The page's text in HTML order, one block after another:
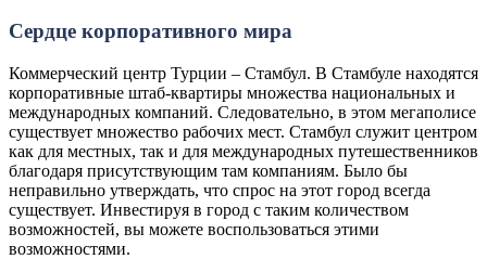
Сердце корпоративного мира
Коммерческий центр Турции – Стамбул. В Стамбуле находятся
корпоративные штаб-квартиры множества национальных и
международных компаний. Следовательно, в этом мегаполисе
существует множество рабочих мест. Стамбул служит центром
как для местных, так и для международных путешественников
благодаря присутствующим там компаниям. Было бы
неправильно утверждать, что спрос на этот город всегда
существует. Инвестируя в город с таким количеством
возможностей, вы можете воспользоваться этими
возможностями.